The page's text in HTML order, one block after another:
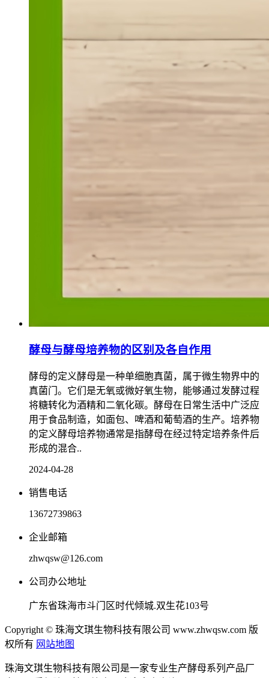
酵母与酵母培养物的区别及各自作用
酵母的定义酵母是一种单细胞真菌，属于微生物界中的
真菌门。它们是无氧或微好氧生物，能够通过发酵过程
将糖转化为酒精和二氧化碳。酵母在日常生活中广泛应
用于食品制造，如面包、啤酒和葡萄酒的生产。培养物
的定义酵母培养物通常是指酵母在经过特定培养条件后
形成的混合..
2024-04-28
销售电话
13672739863
企业邮箱
zhwqsw@126.com
公司办公地址
广东省珠海市斗门区时代倾城.双生花103号
Copyright © 珠海文琪生物科技有限公司 www.zhwqsw.com 版
权所有 网站地图
珠海文琪生物科技有限公司是一家专业生产酵母系列产品厂